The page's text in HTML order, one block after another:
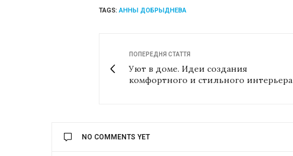
TAGS: АННЫ ДОБРЫДНЕВА
ПОПЕРЕДНЯ СТАТТЯ
Уют в доме. Идеи создания
комфортного и стильного интерьера
NO COMMENTS YET